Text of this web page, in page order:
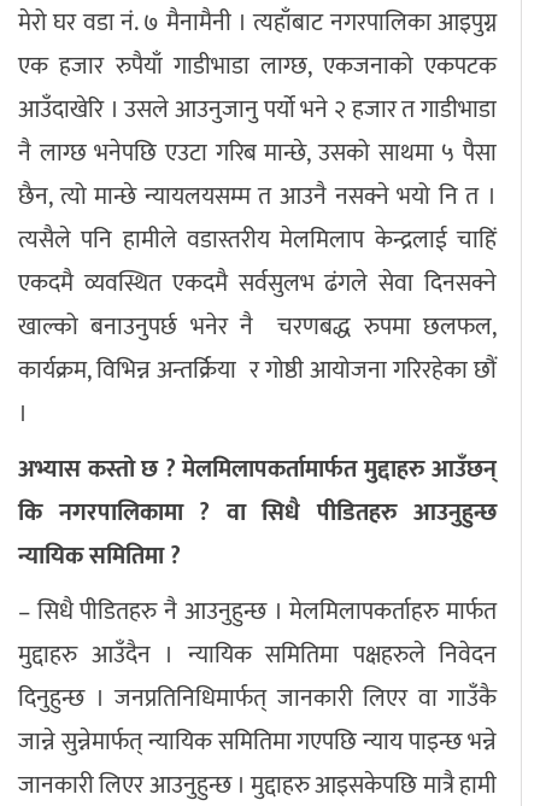
मेरो घर वडा नं. ७ मैनामैनी । त्यहाँबाट नगरपालिका आइपुग्न
एक हजार रुपैयाँ गाडीभाडा लाग्छ, एकजनाको एकपटक
आउँदाखेरि । उसले आउनुजानु पर्यो भने २ हजार त गाडीभाडा
नै लाग्छ भनेपछि एउटा गरिब मान्छे, उसको साथमा ५ पैसा
छैन, त्यो मान्छे न्यायलयसम्म त आउनै नसक्ने भयो नि त ।
त्यसैले पनि हामीले वडास्तरीय मेलमिलाप केन्द्रलाई चाहिं
एकदमै व्यवस्थित एकदमै सर्वसुलभ ढंगले सेवा दिनसक्ने
खाल्को बनाउनुपर्छ भनेर नै चरणबद्ध रुपमा छलफल,
कार्यक्रम, विभिन्न अन्तर्क्रिया र गोष्ठी आयोजना गरिरहेका छौं
।
अभ्यास कस्तो छ ? मेलमिलापकर्तामार्फत मुद्दाहरु आउँछन्
कि नगरपालिकामा ? वा सिधै पीडितहरु आउनुहुन्छ
न्यायिक समितिमा ?
– सिधै पीडितहरु नै आउनुहुन्छ । मेलमिलापकर्ताहरु मार्फत
मुद्दाहरु आउँदैन । न्यायिक समितिमा पक्षहरुले निवेदन
दिनुहुन्छ । जनप्रतिनिधिमार्फत् जानकारी लिएर वा गाउँकै
जान्ने सुन्नेमार्फत् न्यायिक समितिमा गएपछि न्याय पाइन्छ भन्ने
जानकारी लिएर आउनुहुन्छ । मुद्दाहरु आइसकेपछि मात्रै हामी